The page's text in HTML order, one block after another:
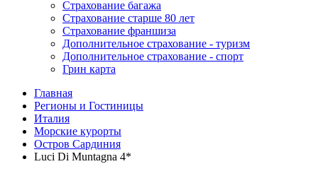
Страхование багажа
Страхование старше 80 лет
Страхование франшиза
Дополнительное страхование - туризм
Дополнительное страхование - спорт
Грин карта
Главная
Регионы и Гостиницы
Италия
Морские курорты
Остров Сардиния
Luci Di Muntagna 4*